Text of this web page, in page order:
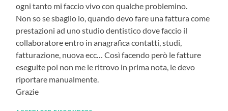
ogni tanto mi faccio vivo con qualche problemino.
Non so se sbaglio io, quando devo fare una fattura come
prestazioni ad uno studio dentistico dove faccio il
collaboratore entro in anagrafica contatti, studi,
fatturazione, nuova ecc… Così facendo però le fatture
eseguite poi non me le ritrovo in prima nota, le devo
riportare manualmente.
Grazie